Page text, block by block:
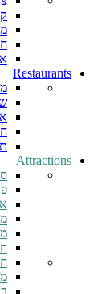
Restaurants
Attractions